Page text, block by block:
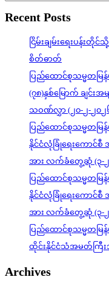
Recent Posts
ငြိမ်းချမ်းရေးပန်း
စိတ်ဓာတ်
ပြည်ထောင်စုသမ္မတမြ
(၇၈)နှစ်မြောက် ချင်း
သဝဏ်လွှာ (၂၀-၂-၂၀၂
ပြည်ထောင်စုသမ္မတမြ
နိုင်ငံလုံခြုံရေးကောင်
အား လက်ခံတွေ့ဆုံ (၃-၂
ပြည်ထောင်စုသမ္မတမြ
နိုင်ငံလုံခြုံရေးကောင်
အား လက်ခံတွေ့ဆုံ (၃-၂
ပြည်ထောင်စုသမ္မတမြ
ထိုင်းနိုင်ငံသံအမတ်ကြီး
Archives